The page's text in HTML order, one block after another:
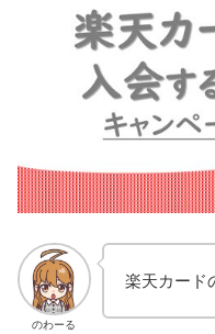
のわーる
楽天カード